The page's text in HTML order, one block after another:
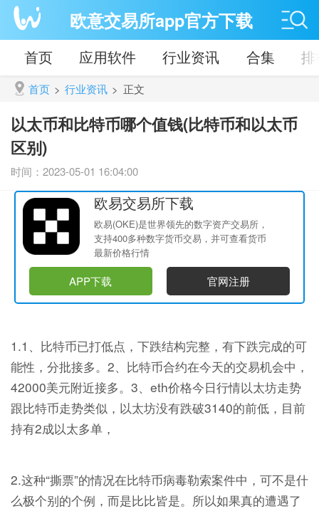
欧意交易所app官方下载
首页 应用软件 行业资讯 合集
首页 > 行业资讯 > 正文
以太币和比特币哪个值钱(比特币和以太币
区别)
时间：2023-05-01 16:04:00
欧易交易所下载
欧易(OKE)是世界领先的数字资产交易所，
支持400多种数字货币交易，并可查看货币
最新价格行情
APP下载 官网注册
1.1、比特币已打低点，下跌结构完整，有下跌完成的可
能性，分批接多。2、比特币合约在今天的交易机会中，
42000美元附近接多。3、eth价格今日行情以太坊走势
跟比特币走势类似，以太坊没有跌破3140的前低，目前
持有2成以太多单，
2.这种“撕票”的情况在比特币病毒勒索案件中，可不是什
么极个别的个例，而是比比皆是。所以如果真的遭遇了